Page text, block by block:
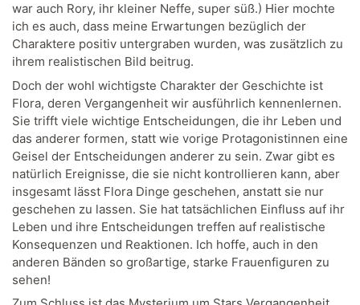
war auch Rory, ihr kleiner Neffe, super süß.) Hier mochte
ich es auch, dass meine Erwartungen bezüglich der
Charaktere positiv untergraben wurden, was zusätzlich zu
ihrem realistischen Bild beitrug.
Doch der wohl wichtigste Charakter der Geschichte ist
Flora, deren Vergangenheit wir ausführlich kennenlernen.
Sie trifft viele wichtige Entscheidungen, die ihr Leben und
das anderer formen, statt wie vorige Protagonistinnen eine
Geisel der Entscheidungen anderer zu sein. Zwar gibt es
natürlich Ereignisse, die sie nicht kontrollieren kann, aber
insgesamt lässt Flora Dinge geschehen, anstatt sie nur
geschehen zu lassen. Sie hat tatsächlichen Einfluss auf ihr
Leben und ihre Entscheidungen treffen auf realistische
Konsequenzen und Reaktionen. Ich hoffe, auch in den
anderen Bänden so großartige, starke Frauenfiguren zu
sehen!